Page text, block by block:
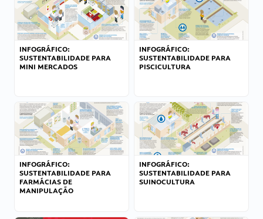
INFOGRÁFICO:
SUSTENTABILIDADE PARA
MINI MERCADOS
INFOGRÁFICO:
SUSTENTABILIDADE PARA
PISCICULTURA
INFOGRÁFICO:
SUSTENTABILIDADE PARA
FARMÁCIAS DE
MANIPULAÇÃO
INFOGRÁFICO:
SUSTENTABILIDADE PARA
SUINOCULTURA